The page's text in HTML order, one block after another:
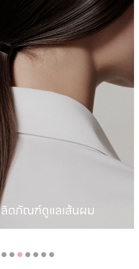
ณฑ์ดูแลเส้นผม